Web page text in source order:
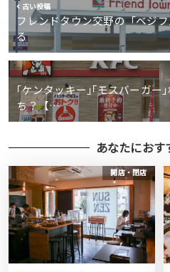
古い投稿
フレンドタウン交野の「ベジ
る
｢ケンタッキー｣｢モスバーガー
ち？【…
あなたにおす
開店・閉店